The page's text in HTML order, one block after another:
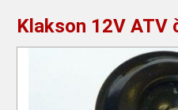
Klakson 12V ATV